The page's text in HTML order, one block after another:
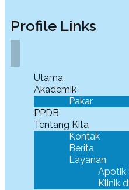
Profile Links
Utama
Akademik
Pakar
PPDB
Tentang Kita
Kontak
Berita
Layanan
Apotik
Klinik